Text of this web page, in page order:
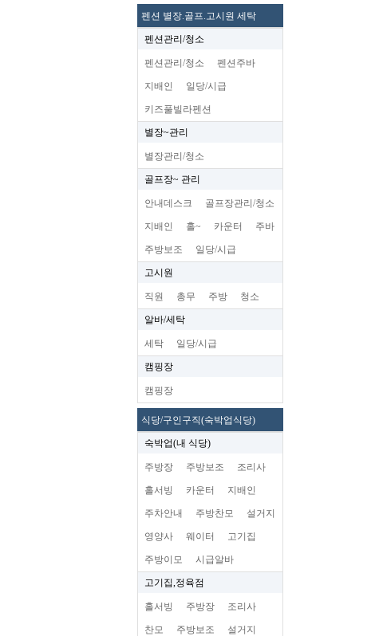
펜션 별장.골프.고시원 세탁
펜션관리/청소
펜션관리/청소 펜션주바
지배인 일당/시급
키즈풀빌라펜션
별장~관리
별장관리/청소
골프장~ 관리
안내데스크 골프장관리/청소
지배인 홀~ 카운터 주바
주방보조 일당/시급
고시원
직원 총무 주방 청소
알바/세탁
세탁 일당/시급
캠핑장
캠핑장
식당/구인구직(숙박업식당)
숙박업(내 식당)
주방장 주방보조 조리사
홀서빙 카운터 지배인
주차안내 주방찬모 설거지
영양사 웨이터 고기집
주방이모 시급알바
고기집,정육점
홀서빙 주방장 조리사
찬모 주방보조 설거지